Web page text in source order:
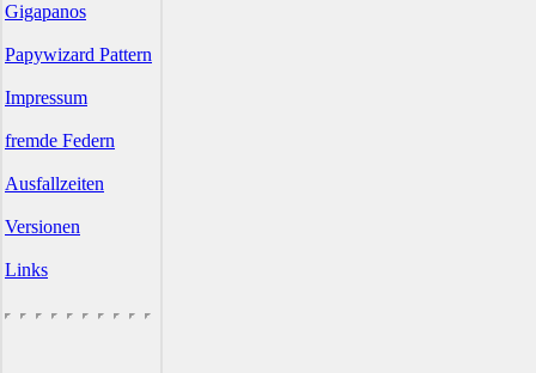
Gigapanos
Papywizard Pattern
Impressum
fremde Federn
Ausfallzeiten
Versionen
Links